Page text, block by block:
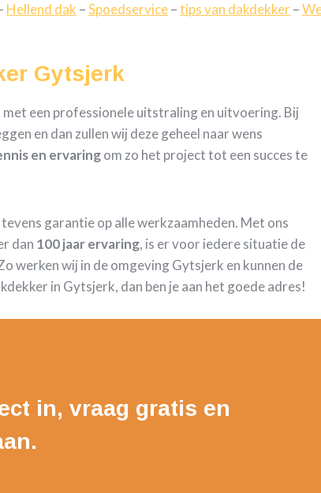
Hellend dak –Spoedservice–tips van dakdekker–
Gytsjerk
een professionele uitstraling en uitvoering. Bij
en dan zullen wij deze geheel naar wens
en ervaringom zo het project tot een succes te
garantie op alle werkzaamheden. Met ons
dan 100 jaar ervaring, is er voor iedere situatie de
werken wij in de omgeving Gytsjerk en kunnen de
in Gytsjerk, dan ben je aan het goede adres!
in, vraag gratis en